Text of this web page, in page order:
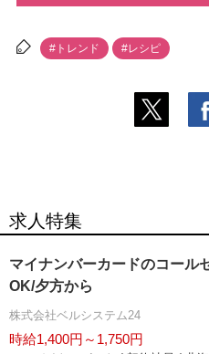
#トレンド #レシピ
求人特集
マイナンバーカードのコール
OK/夕方から
株式会社ベルシステム24
時給1,400円～1,750円